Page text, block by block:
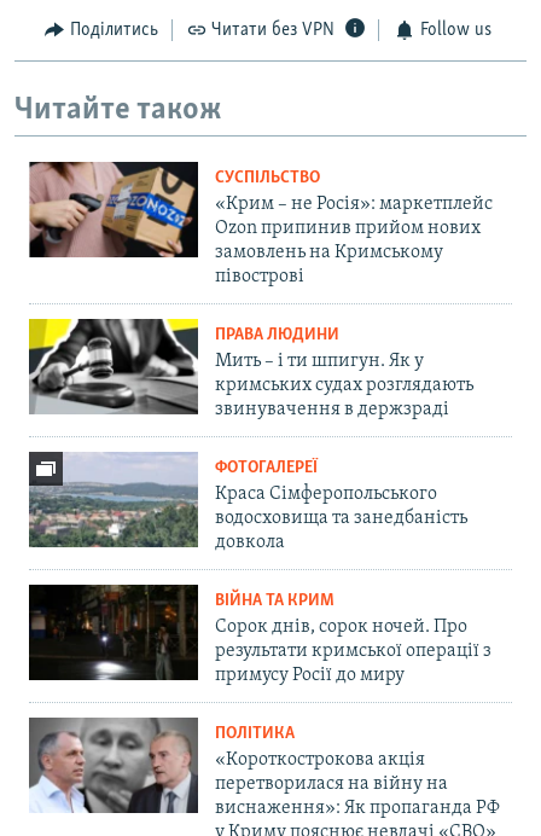
Поділитись Читати без VPN Follow us
Читайте також
СУСПІЛЬСТВО
«Крим – не Росія»: маркетплейс
Ozon припинив прийом нових
замовлень на Кримському
півострові
ПРАВА ЛЮДИНИ
Мить – і ти шпигун. Як у
кримських судах розглядають
звинувачення в держзраді
ФОТОГАЛЕРЕЇ
Краса Сімферопольського
водосховища та занедбаність
довкола
ВІЙНА ТА КРИМ
Сорок днів, сорок ночей. Про
результати кримської операції з
примусу Росії до миру
ПОЛІТИКА
«Короткострокова акція
перетворилася на війну на
виснаження»: Як пропаганда РФ